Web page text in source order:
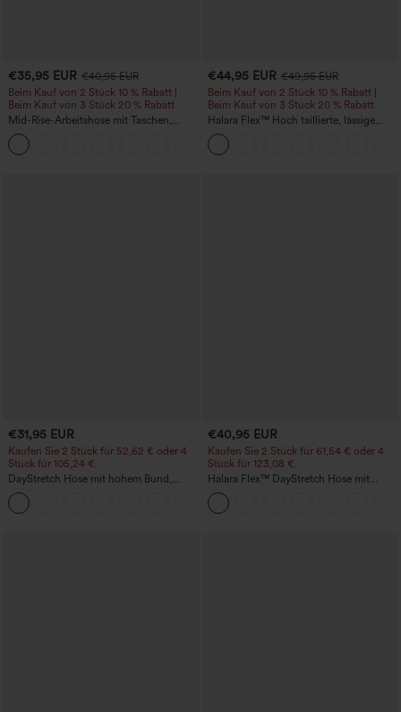
€35,95 EUR €40,95 EUR
Beim Kauf von 2 Stück 10 % Rabatt |
Beim Kauf von 3 Stück 20 % Rabatt
Mid-Rise-Arbeitshose mit Taschen,
Barrel-Leg und weiter Passform
€44,95 EUR €49,95 EUR
Beim Kauf von 2 Stück 10 % Rabatt |
Beim Kauf von 3 Stück 20 % Rabatt
Halara Flex™ Hoch taillierte, lässige
Jeans mit Taschen, umgekrempeltem
Saum, weitem Bein und verwaschenem
Finish
€31,95 EUR
Kaufen Sie 2 Stück für 52,62 € oder 4
Stück für 105,24 €.
DayStretch Hose mit hohem Bund,
Barrel-Leg und Taschen
€40,95 EUR
Kaufen Sie 2 Stück für 61,54 € oder 4
Stück für 123,08 €.
Halara Flex™ DayStretch Hose mit
mittlerer Bundhöhe, seitlicher
Reißverschlusstasche und
Work‑Flare‑Schnitt